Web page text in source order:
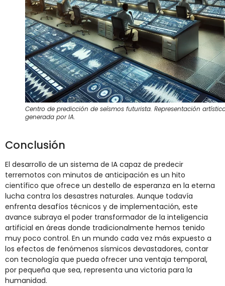
Centro de predicción de seísmos futurista. Representación
generada por IA.
Conclusión
El desarrollo de un sistema de IA capaz de predecir
terremotos con minutos de anticipación es un hito
científico que ofrece un destello de esperanza en la eterna
lucha contra los desastres naturales. Aunque todavía
enfrenta desafíos técnicos y de implementación, este
avance subraya el poder transformador de la inteligencia
artificial en áreas donde tradicionalmente hemos tenido
muy poco control. En un mundo cada vez más expuesto a
los efectos de fenómenos sísmicos devastadores, contar
con tecnología que pueda ofrecer una ventaja temporal,
por pequeña que sea, representa una victoria para la
humanidad.